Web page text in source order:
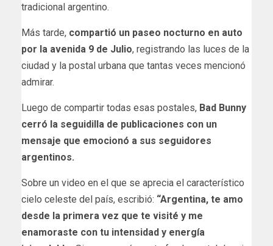
tradicional argentino.
Más tarde, compartió un paseo nocturno en auto
por la avenida 9 de Julio, registrando las luces de la
ciudad y la postal urbana que tantas veces mencionó
admirar.
Luego de compartir todas esas postales, Bad Bunny
cerró la seguidilla de publicaciones con un
mensaje que emocionó a sus seguidores
argentinos.
Sobre un video en el que se aprecia el característico
cielo celeste del país, escribió: “Argentina, te amo
desde la primera vez que te visité y me
enamoraste con tu intensidad y energía